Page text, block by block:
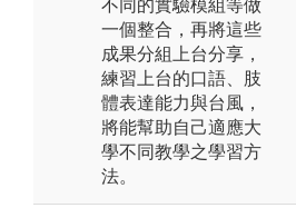
不同的實驗模組等做
一個整合，再將這些
成果分組上台分享，
練習上台的口語、肢
體表達能力與台風，
將能幫助自己適應大
學不同教學之學習方
法。